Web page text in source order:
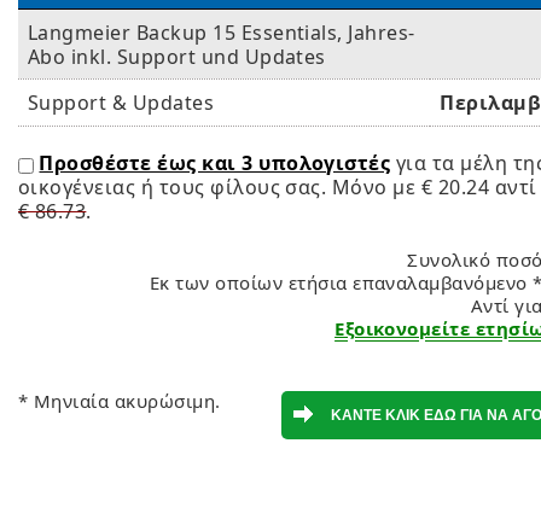
Langmeier Backup 15 Essentials, Jahres-
Abo inkl. Support und Updates
Support & Updates
Προσθέστε έως και 3 υπολογιστές για τα μέλη
οικογένειας ή τους φίλους σας. Μόνο με € 20.24
€ 86.73.
Συνολικό
Εκ των οποίων ετήσια επαναλαμβανόμενο
Αντί
Εξοικονομείτε
* Μηνιαία ακυρώσιμη.